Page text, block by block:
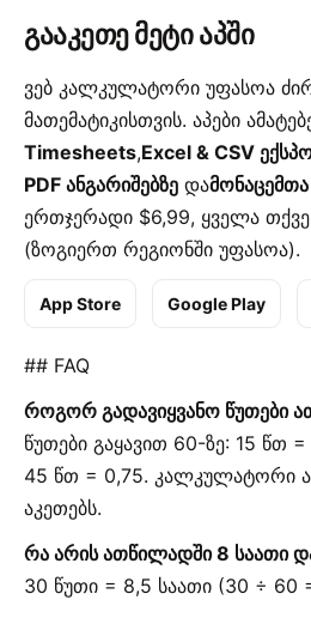
გააკეთე მეტი აპში
ვებ კალკულატორი უფასოა
მათემატიკისთვის. აპები
Timesheets,Excel & CSV
PDF ანგარიშებზე და
ერთჯერადი $6,99, ყველა
(ზოგიერთ რეგიონში უფასოა).
App Store Google Play
## FAQ
როგორ გადავიყვანო წუთები
წუთები გაყავით 60-ზე: 15 წთ
45 წთ = 0,75. კალკულატორი
აკეთებს.
რა არის ათწილადში 8 საათი
30 წუთი = 8,5 საათი (30 ÷ 60